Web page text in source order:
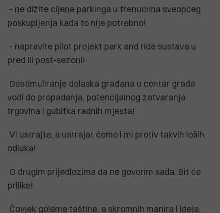
- ne dižite cijene parkinga u trenucima sveopćeg
poskupljenja kada to nije potrebno!
- napravite pilot projekt park and ride sustava u
pred ili post-sezoni!
Destimuliranje dolaska građana u centar grada
vodi do propadanja, potencijalnog zatvaranja
trgovina i gubitka radnih mjesta!
Vi ustrajte, a ustrajat ćemo i mi protiv takvih loših
odluka!
O drugim prijedlozima da ne govorim sada. Bit će
prilike!
Čovjek goleme taštine, a skromnih manira i ideja,